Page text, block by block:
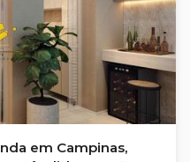
em Campinas,